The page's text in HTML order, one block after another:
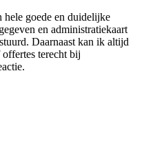
goede en duidelijke
en administratiekaart
Daarnaast kan ik altijd
terecht bij